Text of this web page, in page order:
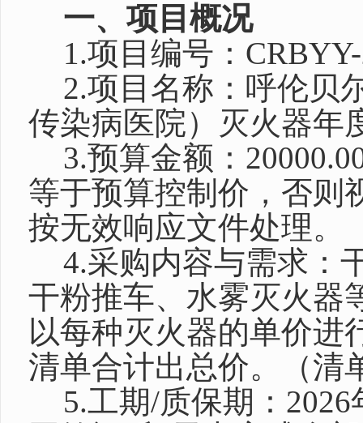
一、项目概况
1.项目编号：
2.项目名称：呼伦贝
传染病医院）灭火器年
3.预算金额：
等于预算控制价，否则
按无效响应文件处理。
4.采购内容与需求：
干粉推车、水雾灭火器
以每种灭火器的单价进
清单合计出总价。（清
5.工期/质保期：